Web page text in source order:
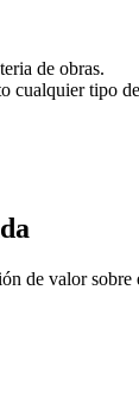
de obras.
cualquier tipo
de valor sobre